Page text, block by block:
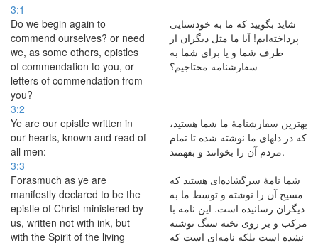
3:1
Do we begin again to
commend ourselves? or need
we, as some others, epistles
of commendation to you, or
letters of commendation from
you?
شاید بگویید كه ما به خودستایی
پرداخته‌ایم! آیا ما مثل دیگران از
طرف شما و یا برای شما به
سفارشنامه محتاجیم؟
3:2
Ye are our epistle written in
our hearts, known and read of
all men:
بهترین سفارشنامهٔ ما شما هستید،
كه در دلهای ما نوشته شده تا تمام
مردم آن را بخوانند و بفهمند.
3:3
Forasmuch as ye are
manifestly declared to be the
epistle of Christ ministered by
us, written not with ink, but
with the Spirit of the living
شما نامهٔ سرگشاده‌ای هستید كه
مسیح آن را نوشته و توسط ما به
دیگران رسانیده است. این نامه با
مركب و بر روی تخته سنگ نوشته
نشده است بلكه نامه‌ای است كه